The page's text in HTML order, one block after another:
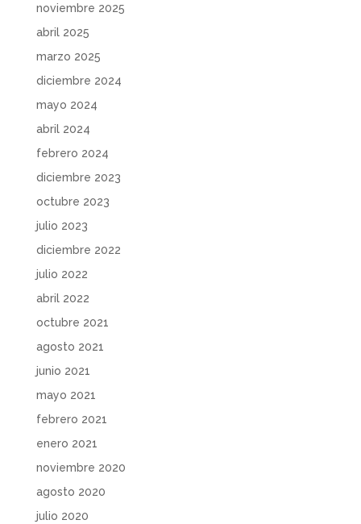
noviembre 2025
abril 2025
marzo 2025
diciembre 2024
mayo 2024
abril 2024
febrero 2024
diciembre 2023
octubre 2023
julio 2023
diciembre 2022
julio 2022
abril 2022
octubre 2021
agosto 2021
junio 2021
mayo 2021
febrero 2021
enero 2021
noviembre 2020
agosto 2020
julio 2020